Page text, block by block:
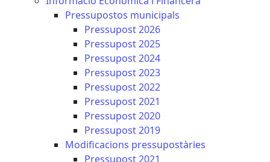
Pressupostos municipals
Pressupost 2026
Pressupost 2025
Pressupost 2024
Pressupost 2023
Pressupost 2022
Pressupost 2021
Pressupost 2020
Pressupost 2019
Modificacions pressupostàries
Pressupost 2021